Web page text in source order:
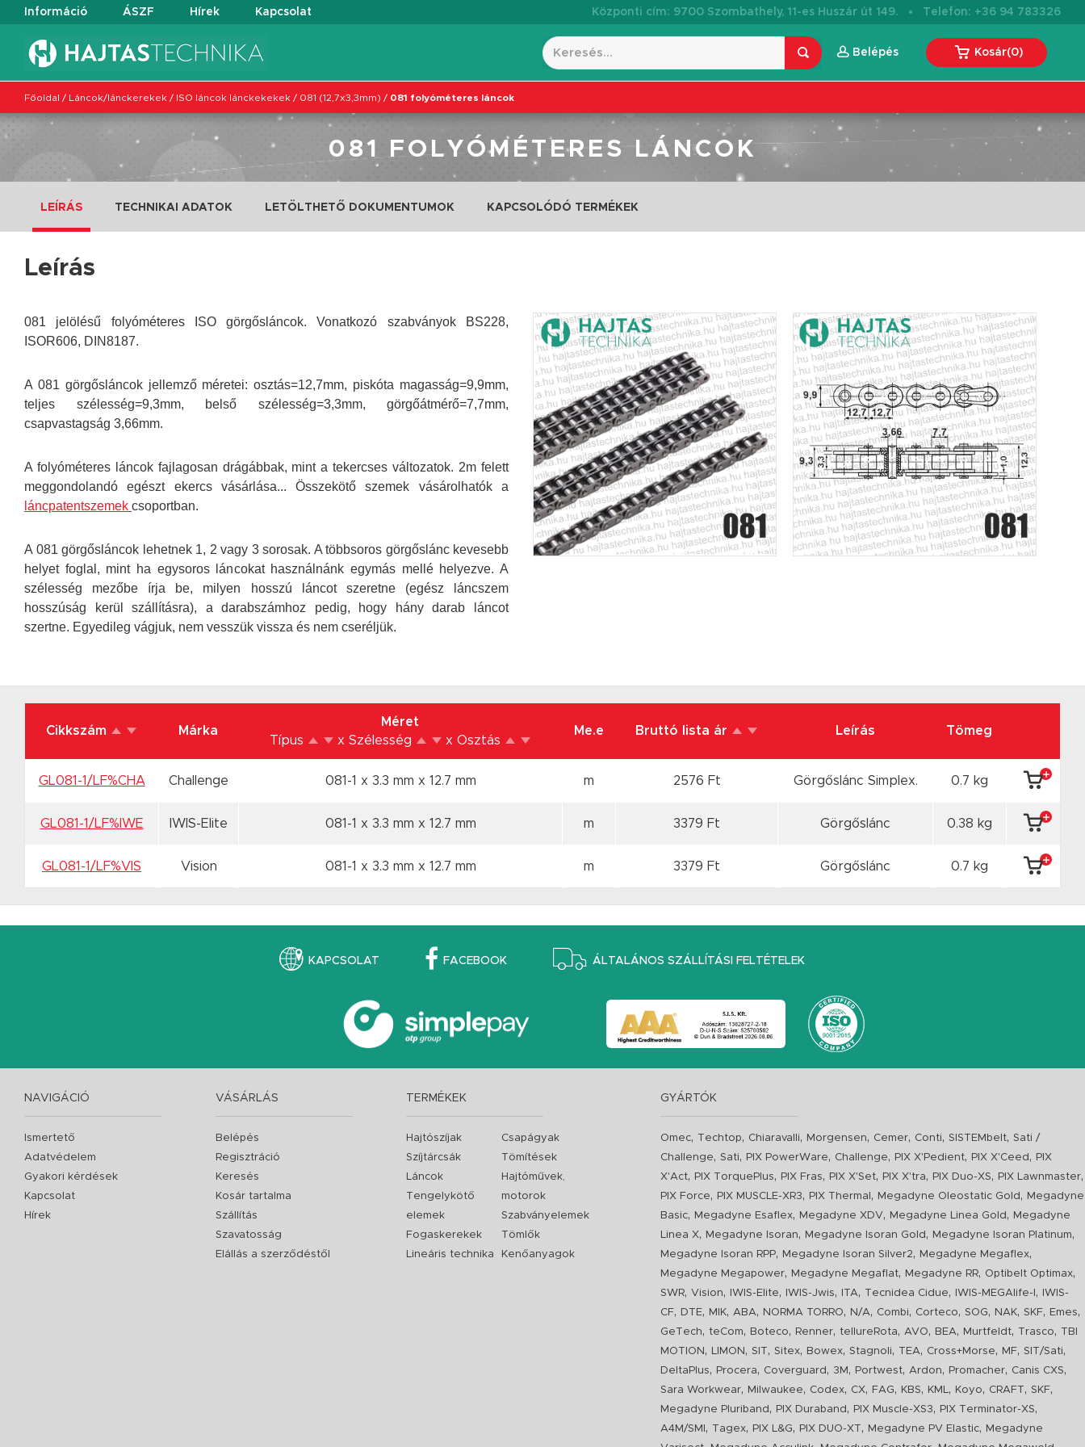
Információ ÁSZF Hírek Kapcsolat Központi cím: 9700 Szombathely, 11-es Huszár út 149. · Telefon: +36 94 783326
Belépés Kosár(0)
Főoldal / Láncok/lánckerekek / ISO láncok lánckekekek / 081 (12,7x3,3mm) / 081 folyóméteres láncok
081 FOLYÓMÉTERES LÁNCOK
LEÍRÁS TECHNIKAI ADATOK LETÖLTHETŐ DOKUMENTUMOK KAPCSOLÓDÓ TERMÉKEK
Leírás
081 jelölésű folyóméteres ISO görgősláncok. Vonatkozó szabványok BS228,
ISOR606, DIN8187.
A 081 görgősláncok jellemző méretei: osztás=12,7mm, piskóta magasság=9,9mm,
teljes szélesség=9,3mm, belső szélesség=3,3mm, görgőátmérő=7,7mm,
csapvastagság 3,66mm.
A folyóméteres láncok fajlagosan drágábbak, mint a tekercses változatok. 2m felett
meggondolandó egészt ekercs vásárlása... Összekötő szemek vásárolhatók a
láncpatentszemek csoportban.
A 081 görgősláncok lehetnek 1, 2 vagy 3 sorosak. A többsoros görgőslánc kevesebb
helyet foglal, mint ha egysoros láncokat használnánk egymás mellé helyezve. A
szélesség mezőbe írja be, milyen hosszú láncot szeretne (egész láncszem
hosszúság kerül szállításra), a darabszámhoz pedig, hogy hány darab láncot
szertne. Egyedileg vágjuk, nem vesszük vissza és nem cseréljük.
Cikkszám Márka
Méret
Típus
x Szélesség x Osztás
Me.e Bruttó lista ár Leírás Tömeg
GL081-1/LF%CHA Challenge 081-1 x 3.3 mm x 12.7 mm m 2576 Ft Görgőslánc Simplex. 0.7 kg
GL081-1/LF%IWE IWIS-Elite 081-1 x 3.3 mm x 12.7 mm m 3379 Ft Görgőslánc 0.38 kg
GL081-1/LF%VIS Vision 081-1 x 3.3 mm x 12.7 mm m 3379 Ft Görgőslánc 0.7 kg
KAPCSOLAT FACEBOOK ÁLTALÁNOS SZÁLLÍTÁSI FELTÉTELEK
NAVIGÁCIÓ
Ismertető
Adatvédelem
Gyakori kérdések
Kapcsolat
Hírek
VÁSÁRLÁS
Belépés
Regisztráció
Keresés
Kosár tartalma
Szállítás
Szavatosság
Elállás a szerződéstől
TERMÉKEK
Hajtószíjak
Szíjtárcsák
Láncok
Tengelykötő
elemek
Fogaskerekek
Lineáris technika
Csapágyak
Tömítések
Hajtóművek,
motorok
Szabványelemek
Tömlők
Kenőanyagok
GYÁRTÓK
Omec, Techtop, Chiaravalli, Morgensen, Cemer, Conti,SISTEMbelt,Sati /
Challenge,Sati, PIX PowerWare, Challenge, PIX X'Pedient, PIX X'Ceed ,
PIX
X'Act, PIX TorquePlus, PIX Fras, PIX X'Set, PIX X'tra, PIX Duo-XS, PIX Lawnmaster,
PIX Force, PIX MUSCLE-XR3, PIX Thermal , Megadyne Oleostatic Gold ,
Megadyne
Basic, Megadyne Esaflex, Megadyne XDV, Megadyne Linea Gold ,
Megadyne
Linea X, Megadyne Isoran, Megadyne Isoran Gold , Megadyne Isoran Platinum,
Megadyne Isoran RPP, Megadyne Isoran Silver2, Megadyne Megaflex,
Megadyne Megapower, Megadyne Megaflat, Megadyne RR, Optibelt Optimax,
SWR,Vision, IWIS-Elite, IWIS-Jwis, ITA, Tecnidea Cidue, IWIS-MEGAlife-I ,
IWIS-
CF, DTE, MIK, ABA, NORMA TORRO, N/A, Combi, Corteco,SOG, NAK,SKF, Emes,
GeTech, teCom, Boteco, Renner, tellureRota, AVO, BEA, Murtfeldt, Trasco, TBI
MOTION , LIMON ,SIT,Sitex, Bowex,Stagnoli, TEA, Cross+Morse, MF,SIT/Sati,
DeltaPlus, Procera, Coverguard , 3M , Portwest, Ardon, Promacher, Canis CXS,
Sara Workwear, Milwaukee, Codex, CX, FAG, KBS, KML, Koyo, CRAFT,SKF,
Megadyne Pluriband , PIX Duraband , PIX Muscle-XS3, PIX Terminator-XS,
A4M/SMI , Tagex, PIX L&G, PIX DUO-XT, Megadyne PV Elastic,
Megadyne